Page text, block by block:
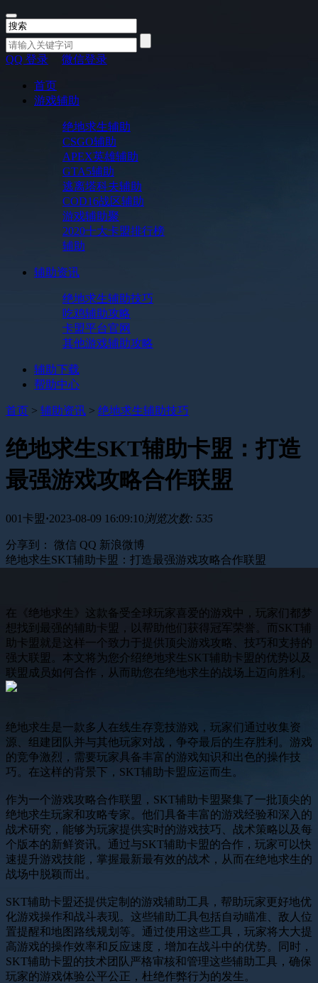
QQ 登录 微信登录
首页
游戏辅助
绝地求生辅助
CSGO辅助
APEX英雄辅助
GTA5辅助
逃离塔科夫辅助
COD16战区辅助
游戏辅助聚
2020十大卡盟排行榜
辅助
辅助资讯
绝地求生辅助技巧
吃鸡辅助攻略
卡盟平台官网
其他游戏辅助攻略
辅助下载
帮助中心
首页 > 辅助资讯 > 绝地求生辅助技巧
绝地求生SKT辅助卡盟：打造
最强游戏攻略合作联盟
001卡盟·2023-08-09 16:09:10浏览次数: 535
分享到： 微信 QQ 新浪微博
绝地求生SKT辅助卡盟：打造最强游戏攻略合作联盟
在《绝地求生》这款备受全球玩家喜爱的游戏中，玩家们都梦
想找到最强的辅助卡盟，以帮助他们获得冠军荣誉。而SKT辅
助卡盟就是这样一个致力于提供顶尖游戏攻略、技巧和支持的
强大联盟。本文将为您介绍绝地求生SKT辅助卡盟的优势以及
联盟成员如何合作，从而助您在绝地求生的战场上迈向胜利。
绝地求生是一款多人在线生存竞技游戏，玩家们通过收集资
源、组建团队并与其他玩家对战，争夺最后的生存胜利。游戏
的竞争激烈，需要玩家具备丰富的游戏知识和出色的操作技
巧。在这样的背景下，SKT辅助卡盟应运而生。
作为一个游戏攻略合作联盟，SKT辅助卡盟聚集了一批顶尖的
绝地求生玩家和攻略专家。他们具备丰富的游戏经验和深入的
战术研究，能够为玩家提供实时的游戏技巧、战术策略以及每
个版本的新鲜资讯。通过与SKT辅助卡盟的合作，玩家可以快
速提升游戏技能，掌握最新最有效的战术，从而在绝地求生的
战场中脱颖而出。
SKT辅助卡盟还提供定制的游戏辅助工具，帮助玩家更好地优
化游戏操作和战斗表现。这些辅助工具包括自动瞄准、敌人位
置提醒和地图路线规划等。通过使用这些工具，玩家将大大提
高游戏的操作效率和反应速度，增加在战斗中的优势。同时，
SKT辅助卡盟的技术团队严格审核和管理这些辅助工具，确保
玩家的游戏体验公平公正，杜绝作弊行为的发生。